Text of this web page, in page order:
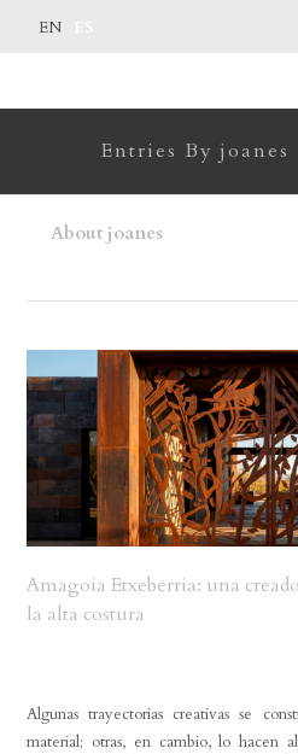
EN
Entries By joanes
About joanes
Amagoia Etxeberria: una
la alta costura
Algunas trayectorias creativas se
material; otras, en cambio, lo hacen